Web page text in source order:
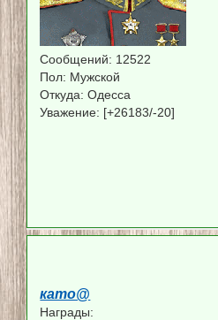
Сообщений: 12522
Пол: Мужской
Откуда: Одесса
Уважение: [+26183/-20]
като@
Награды: